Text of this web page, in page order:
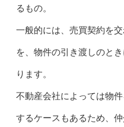
るもの。
一般的には、売買契約を
を、物件の引き渡しのと
ります。
不動産会社によっては物
するケースもあるため、